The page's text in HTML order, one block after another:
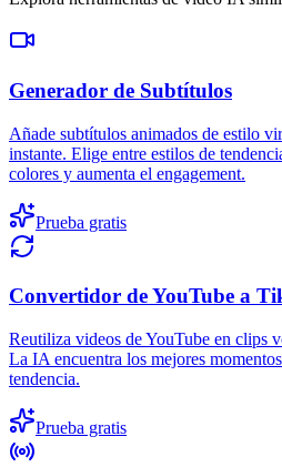
Generador de Subtítulos
Añade subtítulos animados de estilo
instante. Elige entre estilos de
colores y aumenta el engagement.
Prueba gratis
Convertidor de YouTube a
Reutiliza videos de YouTube en clips
La IA encuentra los mejores
tendencia.
Prueba gratis